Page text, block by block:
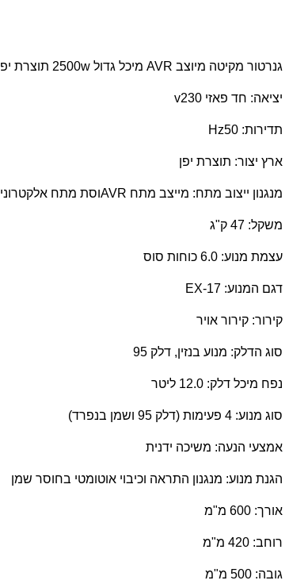
גנרטור מקיטה מיוצב AVR מיכל גדול 2500w תוצרת יפן
יציאה: חד פאזי 230 v
תדירות: 50 Hz
ארץ יצור: תוצרת יפן
מנגנון ייצוב מתח: מייצב מתח AVRוסת מתח אלקטרוני
משקל: 47 ק"ג
עצמת מנוע: 6.0 כוחות סוס
דגם המנוע: EX-17
קירור: קירור אויר
סוג הדלק: מנוע בנזין, דלק 95
נפח מיכל דלק: 12.0 ליטר
סוג מנוע: 4 פעימות (דלק 95 ושמן בנפרד)
אמצעי הנעה: משיכה ידנית
הגנת מנוע: מנגנון התראה וכיבוי אוטומטי בחוסר שמן
אורך: 600 מ"מ
רוחב: 420 מ"מ
גובה: 500 מ"מ